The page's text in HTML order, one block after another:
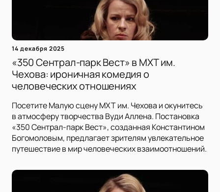
14 декабря 2025
«350 Сентрал-парк Вест» в МХТ им.
Чехова: ироничная комедия о
человеческих отношениях
Посетите Малую сцену МХТ им. Чехова и окунитесь
в атмосферу творчества Вуди Аллена. Постановка
«350 Сентрал-парк Вест», созданная Константином
Богомоловым, предлагает зрителям увлекательное
путешествие в мир человеческих взаимоотношений.